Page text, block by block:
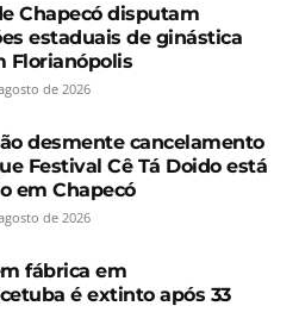
Chapecó disputam
estaduais de ginástica
Florianópolis
de 2026
desmente cancelamento
Festival Cê Tá Doido está
em Chapecó
de 2026
fábrica em
é extinto após 33